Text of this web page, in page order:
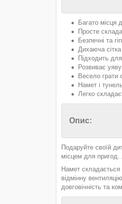
Багато місця
Просте
Безпечні та
Дихаюча
Підходить
Розвиває
Весело грати
Намет і
Легко
Опис:
Подаруйте своїй
місцем для пригод.
Намет складається
відмінну
довговічність та